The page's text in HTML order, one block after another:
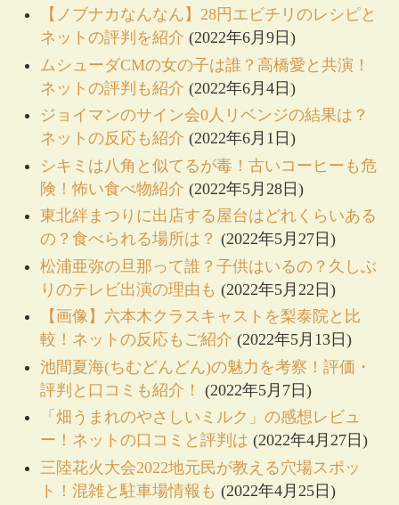
【ノブナカなんなん】28円エビチリのレシピと
ネットの評判を紹介 (2022年6月9日)
ムシューダCMの女の子は誰？高橋愛と共演！
ネットの評判も紹介 (2022年6月4日)
ジョイマンのサイン会0人リベンジの結果は？
ネットの反応も紹介 (2022年6月1日)
シキミは八角と似てるが毒！古いコーヒーも危
険！怖い食べ物紹介 (2022年5月28日)
東北絆まつりに出店する屋台はどれくらいある
の？食べられる場所は？ (2022年5月27日)
松浦亜弥の旦那って誰？子供はいるの？久しぶ
りのテレビ出演の理由も (2022年5月22日)
【画像】六本木クラスキャストを梨泰院と比
較！ネットの反応もご紹介 (2022年5月13日)
池間夏海(ちむどんどん)の魅力を考察！評価・
評判と口コミも紹介！
(2022年5月7日)
「畑うまれのやさしいミルク」の感想レビュ
ー！ネットの口コミと評判は (2022年4月27日)
三陸花火大会2022地元民が教える穴場スポッ
ト！混雑と駐車場情報も (2022年4月25日)